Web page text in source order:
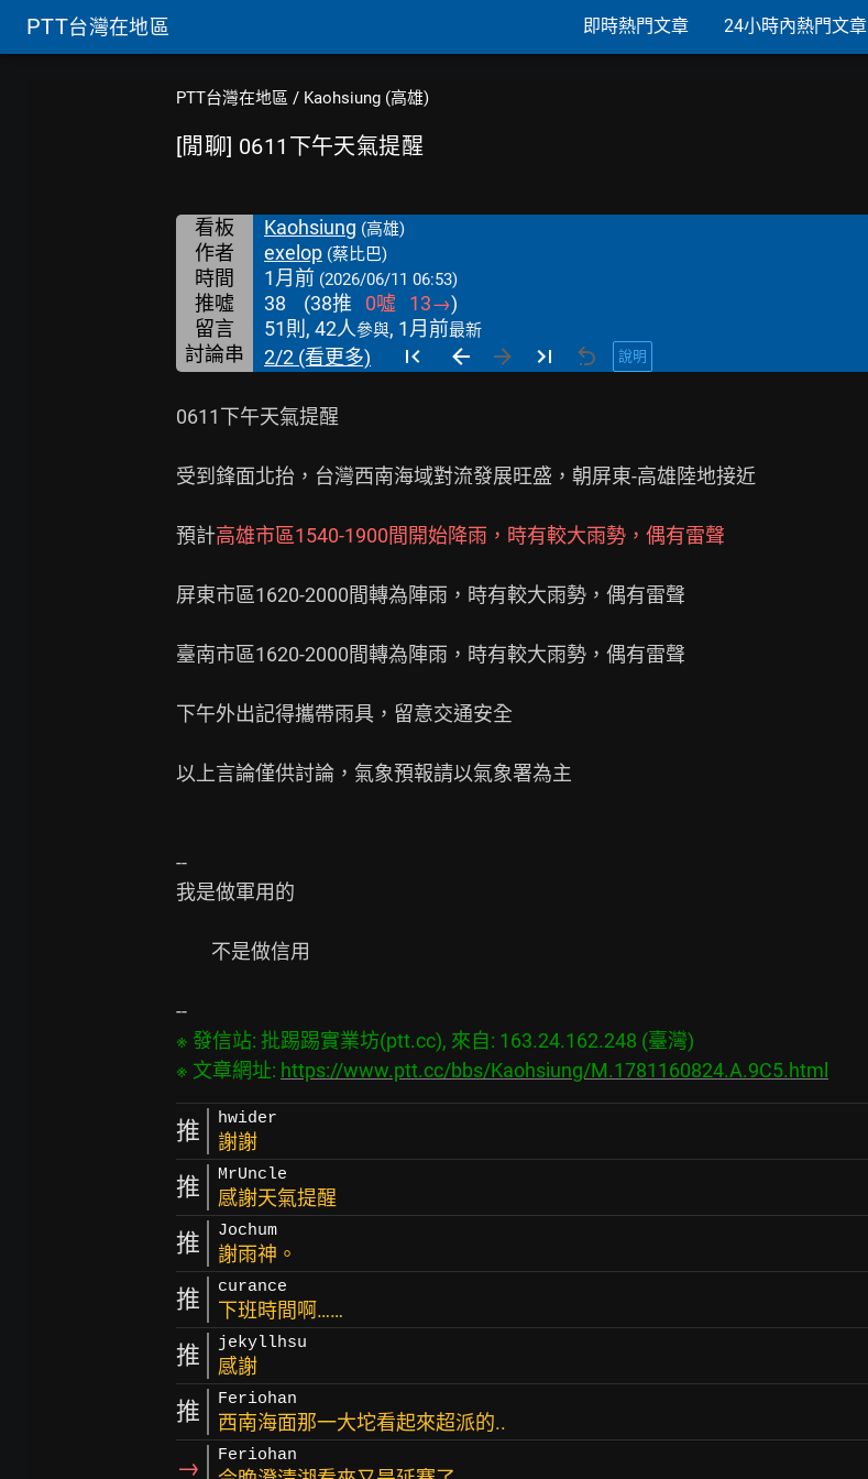
PTT台灣在地區 即時熱門文章 24小時內熱門文章
PTT台灣在地區 / Kaohsiung (高雄)
[閒聊] 0611下午天氣提醒
看板 Kaohsiung (高雄)
作者 exelop (蔡比巴)
時間 1月前 (2026/06/11 06:53)
推噓 38 (38推 0噓 13→)
留言
51則, 42人參與, 1月前最新
討論串 2/2 (看更多) 說明
0611下午天氣提醒
受到鋒面北抬，台灣西南海域對流發展旺盛，朝屏東-高雄陸地接近
預計高雄市區1540-1900間開始降雨，時有較大雨勢，偶有雷聲
屏東市區1620-2000間轉為陣雨，時有較大雨勢，偶有雷聲
臺南市區1620-2000間轉為陣雨，時有較大雨勢，偶有雷聲
下午外出記得攜帶雨具，留意交通安全
以上言論僅供討論，氣象預報請以氣象署為主
--
我是做軍用的
※ 發信站: 批踢踢實業坊(ptt.cc), 來自: 163.24.162.248 (臺灣)
※ 文章網址: https://www.ptt.cc/bbs/Kaohsiung/M.1781160824.A.9C5.html
推 hwider
謝謝
推 MrUncle
感謝天氣提醒
推 Jochum
謝雨神。
推 curance
下班時間啊……
推 jekyllhsu
感謝
推 Feriohan
西南海面那一大坨看起來超派的..
→ Feriohan